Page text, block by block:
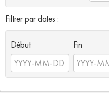
Filtrer par dates :
Début Fin